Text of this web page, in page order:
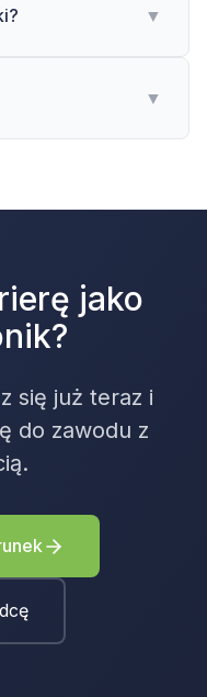
▼
▼
jako
się już teraz i
do zawodu z